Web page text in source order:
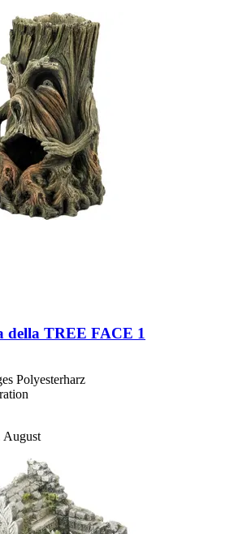
della TREE FACE 1
Polyesterharz
August